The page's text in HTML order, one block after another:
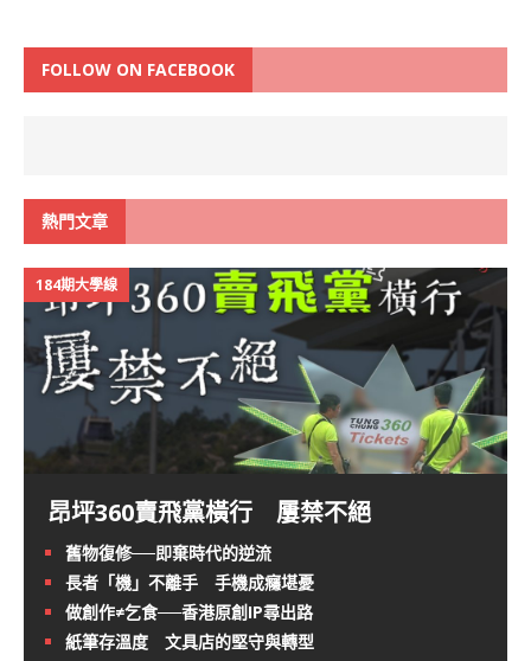
FOLLOW ON FACEBOOK
熱門文章
184期大學線
昂坪360賣飛黨橫行 屢禁不絕
舊物復修──即棄時代的逆流
長者「機」不離手 手機成癮堪憂
做創作≠乞食──香港原創IP尋出路
紙筆存溫度 文具店的堅守與轉型